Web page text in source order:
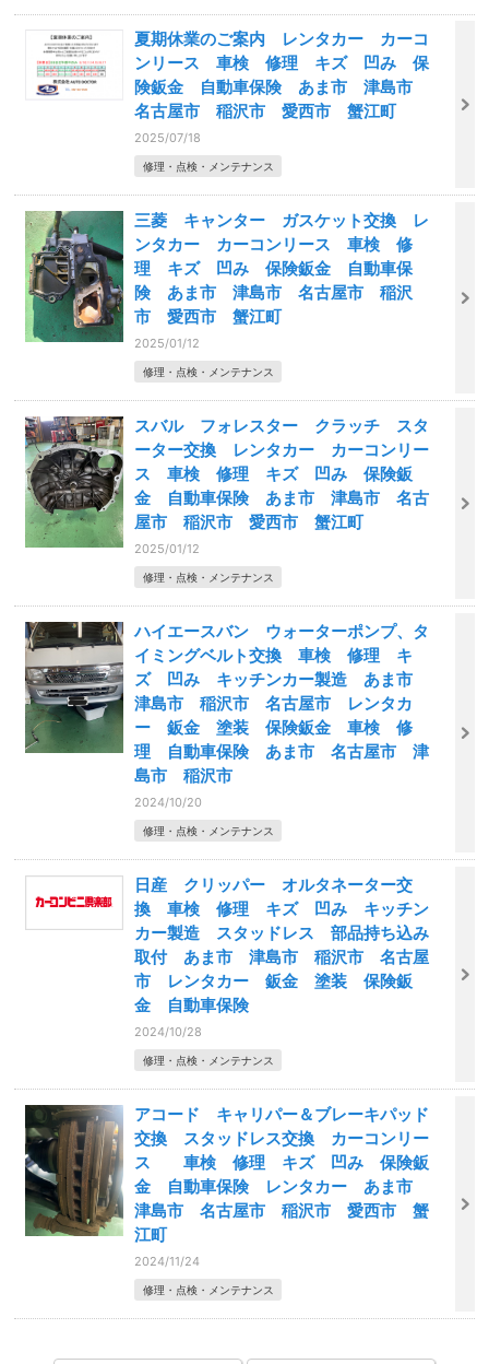
夏期休業のご案内 レンタカー カーコ
ンリース 車検 修理 キズ 凹み 保
険鈑金 自動車保険 あま市 津島市
名古屋市 稲沢市 愛西市 蟹江町
2025/07/18
修理・点検・メンテナンス
三菱 キャンター ガスケット交換 レ
ンタカー カーコンリース 車検 修
理 キズ 凹み 保険鈑金 自動車保
険 あま市 津島市 名古屋市 稲沢
市 愛西市 蟹江町
2025/01/12
修理・点検・メンテナンス
スバル フォレスター クラッチ スタ
ーター交換 レンタカー カーコンリー
ス 車検 修理 キズ 凹み 保険鈑
金 自動車保険 あま市 津島市 名古
屋市 稲沢市 愛西市 蟹江町
2025/01/12
修理・点検・メンテナンス
ハイエースバン ウォーターポンプ、タ
イミングベルト交換 車検 修理 キ
ズ 凹み キッチンカー製造 あま市
津島市 稲沢市 名古屋市 レンタカ
ー 鈑金 塗装 保険鈑金 車検 修
理 自動車保険 あま市 名古屋市 津
島市 稲沢市
2024/10/20
修理・点検・メンテナンス
日産 クリッパー オルタネーター交
換 車検 修理 キズ 凹み キッチン
カー製造 スタッドレス 部品持ち込み
取付 あま市 津島市 稲沢市 名古屋
市 レンタカー 鈑金 塗装 保険鈑
金 自動車保険
2024/10/28
修理・点検・メンテナンス
アコード キャリパー＆ブレーキパッド
交換 スタッドレス交換 カーコンリー
ス 車検 修理 キズ 凹み 保険鈑
金 自動車保険 レンタカー あま市
津島市 名古屋市 稲沢市 愛西市 蟹
江町
2024/11/24
修理・点検・メンテナンス